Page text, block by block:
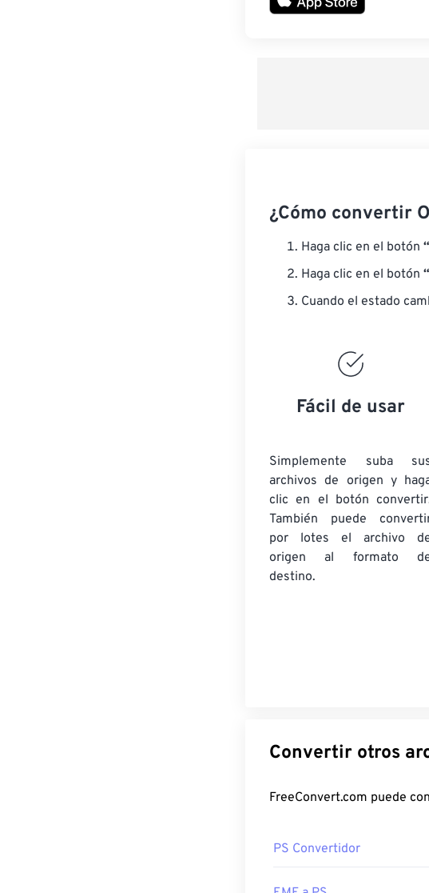
¿Cómo convertir
Haga clic en el botón
Haga clic en el botón
Cuando el estado
Fácil de usar
Simplemente suba
archivos de origen y
clic en el botón
También puede
por lotesel archivo
origen al formato
destino.
PS Convertidor